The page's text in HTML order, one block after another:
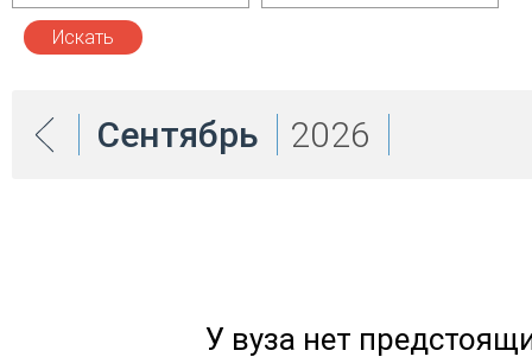
Сентябрь 2026
У вуза нет